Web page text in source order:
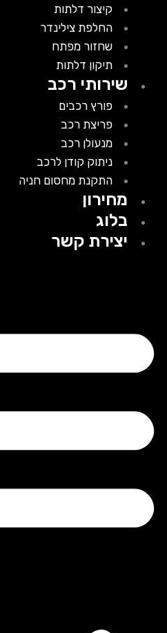
קיצור דלתות
החלפת צילינדר
שחזור מפתח
תיקון דלתות
שירותי רכב
פורץ רכבים
פריצת רכב
מנעולן רכב
ניתוק קודן לרכב
התקנת מחסום חניה
מחירון
בלוג
יצירת קשר